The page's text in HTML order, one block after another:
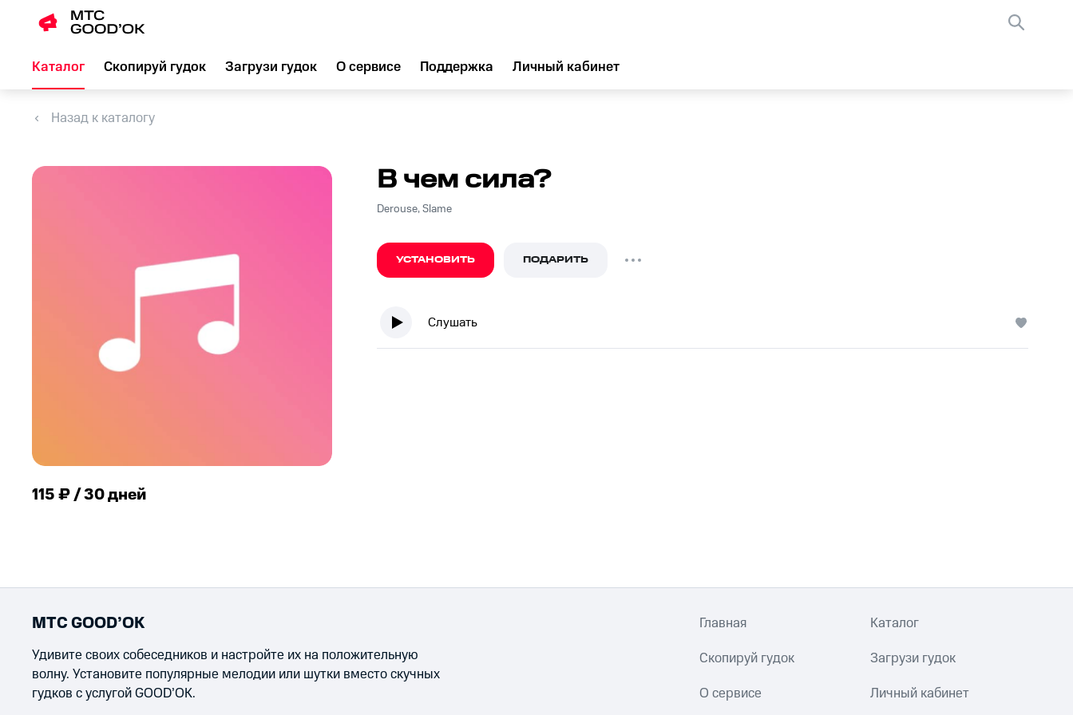
Каталог Скопируй гудок Загрузи гудок О сервисе Поддержка Личный кабинет
Назад к каталогу
115 ₽ / 30 дней
В чем сила?
Derouse, Slame
УСТАНОВИТЬ ПОДАРИТЬ
Слушать
МТС GOOD’OK
Удивите своих собеседников и настройте их на положительную
волну. Установите популярные мелодии или шутки вместо скучных
гудков с услугой GOOD’OK.
Главная Каталог
Скопируй гудок Загрузи гудок
О сервисе Личный кабинет